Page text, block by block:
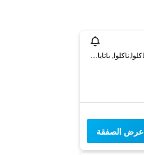
256 دارا بيتش، باتايا Soi 20 طريق ناكلوا,ناكلوا, باتايا, تايلاند
عرض الصفقة